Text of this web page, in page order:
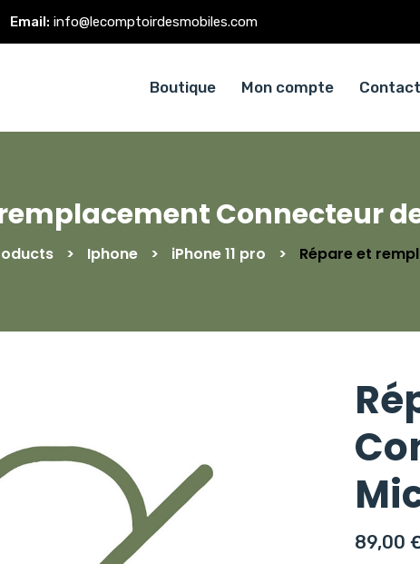
Email: info@lecomptoirdesmobiles.com
Boutique Mon compte Contact
Connecteur
> Iphone > iPhone 11 pro > Répare et
89,00